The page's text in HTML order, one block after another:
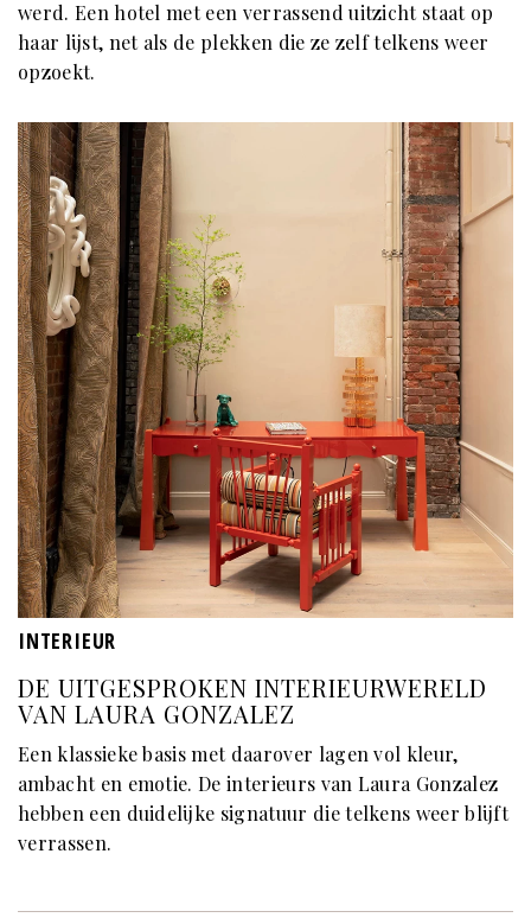
werd. Een hotel met een verrassend uitzicht staat op
haar lijst, net als de plekken die ze zelf telkens weer
opzoekt.
INTERIEUR
DE UITGESPROKEN INTERIEURWERELD
VAN LAURA GONZALEZ
Een klassieke basis met daarover lagen vol kleur,
ambacht en emotie. De interieurs van Laura Gonzalez
hebben een duidelijke signatuur die telkens weer blijft
verrassen.